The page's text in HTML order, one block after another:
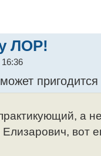
ЛОР!
пригодится
а
Елизарович, вот